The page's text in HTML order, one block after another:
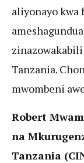
aliyonayo kwa
Tanzania.
mwombeni
Robert
na
Tanzania